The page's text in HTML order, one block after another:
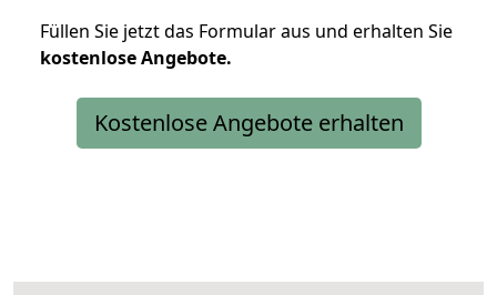
Füllen Sie jetzt das Formular aus und erhalten Sie
kostenloseAngebote.
Kostenlose Angebote erhalten